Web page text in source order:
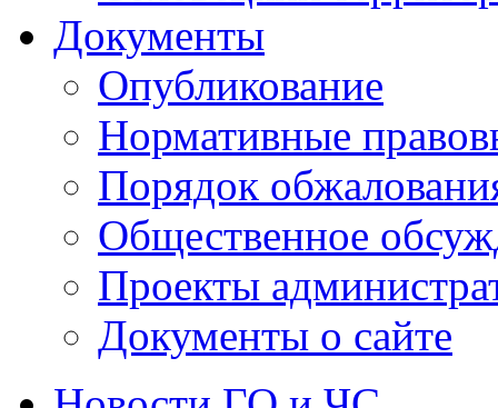
Документы
Опубликование
Нормативные
Порядок
Общественное
Проекты
Документы о сайте